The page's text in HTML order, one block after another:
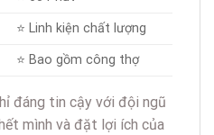
⭐ Linh kiện chất lượng
⭐ Bao gồm công thợ
đáng tin cậy với đội ngũ
mình và đặt lợi ích của